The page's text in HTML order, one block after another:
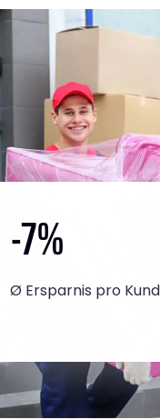
-7%
Ø Ersparnis pro